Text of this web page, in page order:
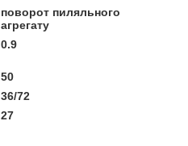
поворот пиляльного
агрегату
0.9
50
36/72
27